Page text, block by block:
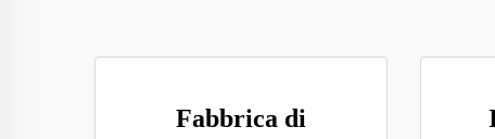
Fabbrica di